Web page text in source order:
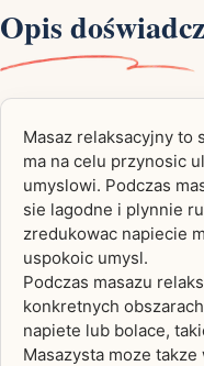
Opis
Masaz relaksacyjny to
ma na celu przynosic
umyslowi. Podczas
sie lagodne i plynnie
zredukowac napiecie
uspokoic umysl.
Podczas masazu
konkretnych
napiete lub bolace,
Masazysta moze